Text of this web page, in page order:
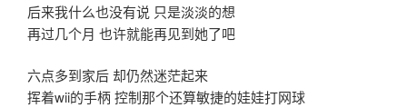
后来我什么也没有说 只是淡淡的想
再过几个月 也许就能再见到她了吧
六点多到家后 却仍然迷茫起来
挥着wii的手柄 控制那个还算敏捷的娃娃打网球